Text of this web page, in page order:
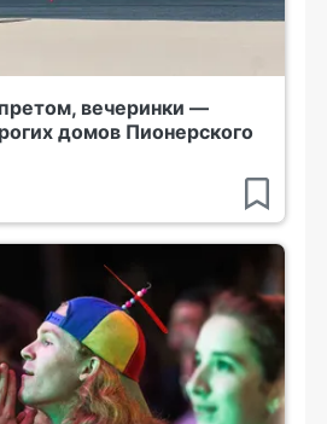
вечеринки —
домов Пионерского